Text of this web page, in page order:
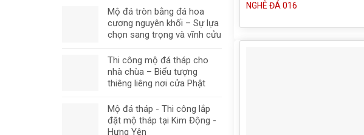
Mộ đá tròn bằng đá hoa
cương nguyên khối – Sự lựa
chọn sang trọng và vĩnh cửu
Thi công mộ đá tháp cho
nhà chùa – Biểu tượng
thiêng liêng nơi cửa Phật
Mộ đá tháp - Thi công lắp
đặt mộ tháp tại Kim Động -
Hưng Yên
NGHÊ ĐÁ 016